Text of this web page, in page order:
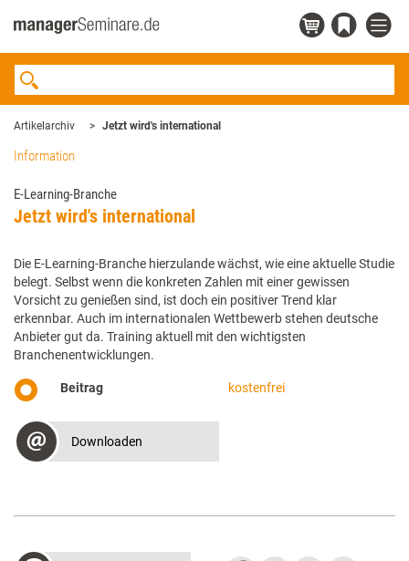
Artikelarchiv Jetzt wird's international
Information
E-Learning-Branche
Jetzt wird's international
Die E-Learning-Branche hierzulande wächst, wie eine aktuelle Studie
belegt. Selbst wenn die konkreten Zahlen mit einer gewissen
Vorsicht zu genießen sind, ist doch ein positiver Trend klar
erkennbar. Auch im internationalen Wettbewerb stehen deutsche
Anbieter gut da. Training aktuell mit den wichtigsten
Branchenentwicklungen.
Beitrag kostenfrei
Downloaden